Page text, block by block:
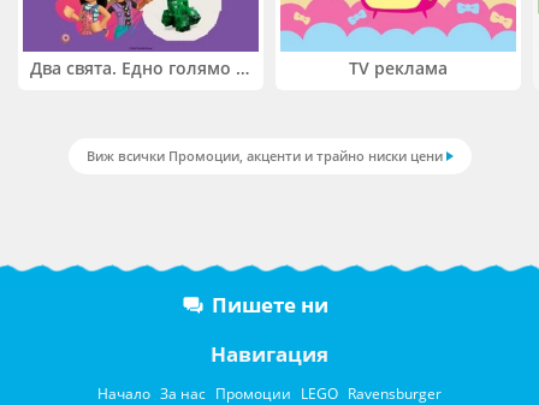
Два свята. Едно голямо приключение. Купи 2 продукта LEGO® Friends и/или LEGO® Minecraft и вземи -27% TV реклама
Виж всички Промоции, акценти и трайно ниски цени
Пишете ни
Навигация
Начало За нас Промоции LEGO Ravensburger